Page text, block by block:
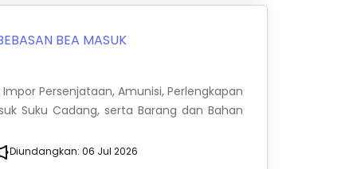
BEA MASUK
Persenjataan, Amunisi, Perlengkapan
Suku Cadang, serta Barang dan Bahan
Diundangkan:06 Jul 2026